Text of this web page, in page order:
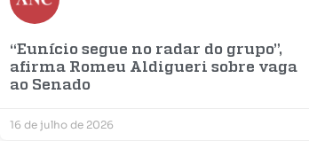
“Eunício segue no radar do grupo”,
afirma Romeu Aldigueri sobre vaga
ao Senado
16 de julho de 2026